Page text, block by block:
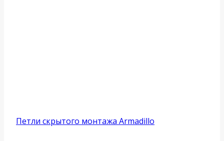
Петли скрытого монтажа Armadillo